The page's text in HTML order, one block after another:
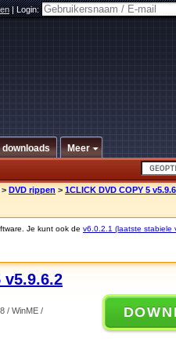
|Login:
downloads Meer
> DVD rippen > 1CLICK DVD COPY 5
Je kunt ook de v6.0.2.1 (laatste stabiele
v5.9.6.2
/ WinME /